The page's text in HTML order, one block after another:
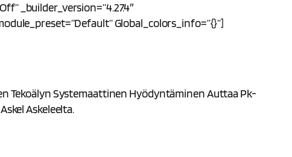
_builder_version=”4.27.4″
Global_colors_info=”{}”]
Tekoälyn Systemaattinen Hyödyntäminen Auttaa Pk-
Askeleelta.